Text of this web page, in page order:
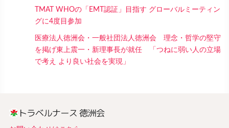
TMAT WHOの「EMT認証」目指す グローバルミーティン
グに4度目参加
医療法人徳洲会・一般社団法人徳洲会 理念・哲学の堅守
を掲げ東上震一・新理事長が就任 「つねに弱い人の立場
で考え より良い社会を実現」